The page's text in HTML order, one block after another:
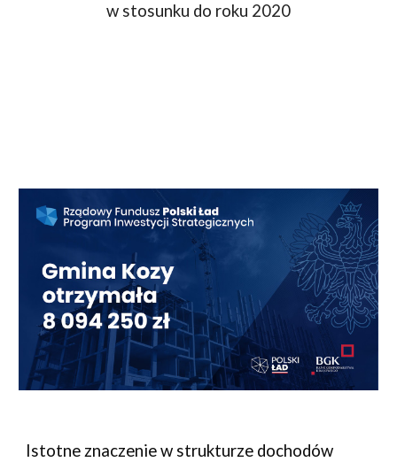
w stosunku do roku 2020
Istotne znaczenie w strukturze dochodów